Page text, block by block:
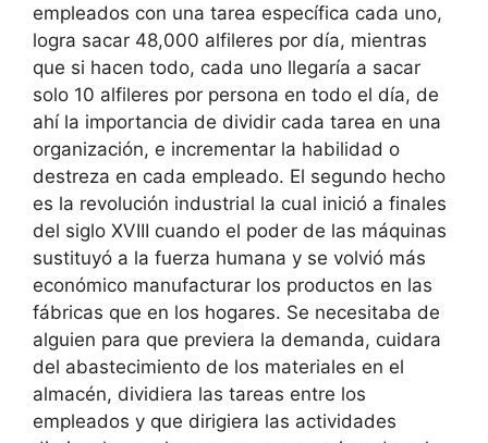
empleados con una tarea específica cada uno,
logra sacar 48,000 alfileres por día, mientras
que si hacen todo, cada uno llegaría a sacar
solo 10 alfileres por persona en todo el día, de
ahí la importancia de dividir cada tarea en una
organización, e incrementar la habilidad o
destreza en cada empleado. El segundo hecho
es la revolución industrial la cual inició a finales
del siglo XVIII cuando el poder de las máquinas
sustituyó a la fuerza humana y se volvió más
económico manufacturar los productos en las
fábricas que en los hogares. Se necesitaba de
alguien para que previera la demanda, cuidara
del abastecimiento de los materiales en el
almacén, dividiera las tareas entre los
empleados y que dirigiera las actividades